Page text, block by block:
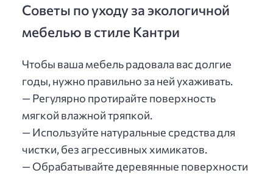
Советы по уходу за экологичной
мебелью в стиле Кантри
Чтобы ваша мебель радовала вас долгие
годы, нужно правильно за ней ухаживать.
— Регулярно протирайте поверхность
мягкой влажной тряпкой.
— Используйте натуральные средства для
чистки, без агрессивных химикатов.
— Обрабатывайте деревянные поверхности